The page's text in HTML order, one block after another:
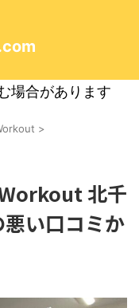
場合があります
>
北千
い口コミか